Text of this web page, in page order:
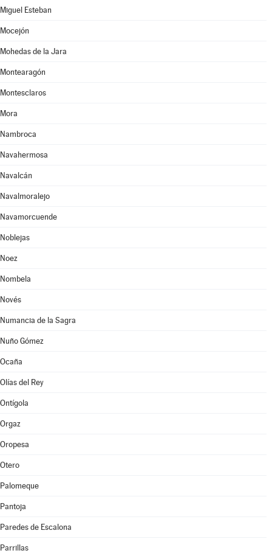
Miguel Esteban
Mocejón
Mohedas de la Jara
Montearagón
Montesclaros
Mora
Nambroca
Navahermosa
Navalcán
Navalmoralejo
Navamorcuende
Noblejas
Noez
Nombela
Novés
Numancia de la Sagra
Nuño Gómez
Ocaña
Olías del Rey
Ontígola
Orgaz
Oropesa
Otero
Palomeque
Pantoja
Paredes de Escalona
Parrillas